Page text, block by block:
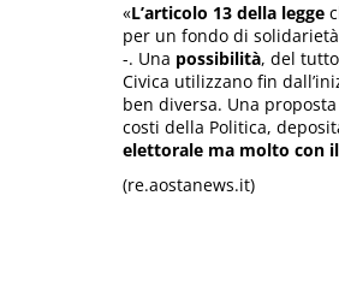
«L’articolo 13 della legge
per un fondo di
-. Una possibilità, del tutto
Civica utilizzano fin
ben diversa. Una
costi della Politica,
elettorale ma molto con
(re.aostanews.it)